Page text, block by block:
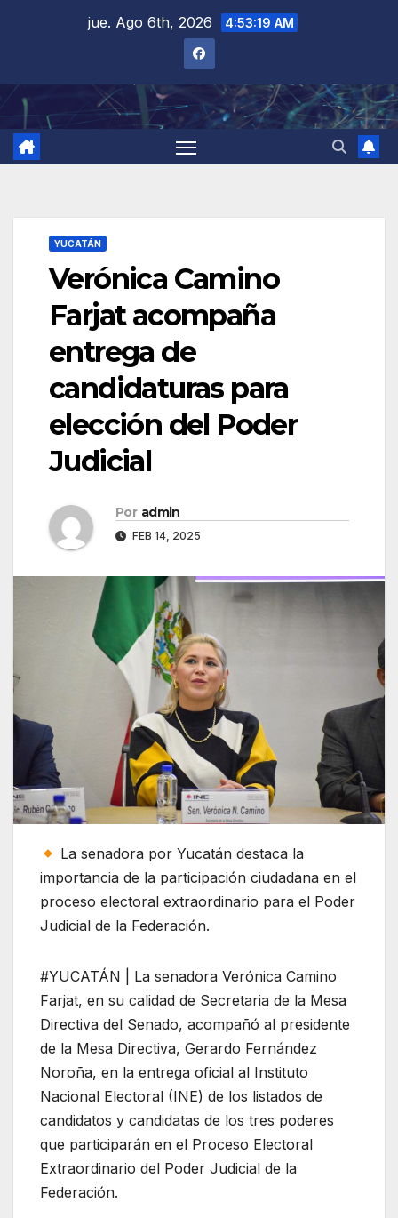
jue. Ago 6th, 2026 4:53:20 AM
YUCATÁN
Verónica Camino
Farjat acompaña
entrega de
candidaturas para
elección del Poder
Judicial
Por admin
FEB 14, 2025
La senadora por Yucatán destaca la
importancia de la participación ciudadana en el
proceso electoral extraordinario para el Poder
Judicial de la Federación.
#YUCATÁN | La senadora Verónica Camino
Farjat, en su calidad de Secretaria de la Mesa
Directiva del Senado, acompañó al presidente
de la Mesa Directiva, Gerardo Fernández
Noroña, en la entrega oficial al Instituto
Nacional Electoral (INE) de los listados de
candidatos y candidatas de los tres poderes
que participarán en el Proceso Electoral
Extraordinario del Poder Judicial de la
Federación.